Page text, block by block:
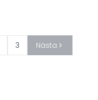
3 Nästa